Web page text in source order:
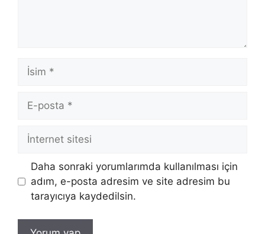
İsim
posta
İnternet
Daha sonraki yorumlarımda kullanılması için
adım, e-posta adresim ve site adresim bu
tarayıcıya kaydedilsin.